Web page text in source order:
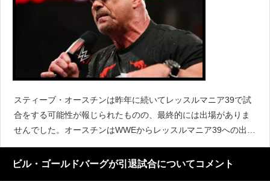
スティーブ・オースチンは昨年に続いてレッスルマニア39で試
合をする可能性が報じられたものの、最終的には出場がありま
せんでした。オースチンはWWEからレッスルマニア39への出場
をオファーされていたものの、準備に時間が取れなかったため
に断っていたようです。オースチンは『Sports Il
ビル・ゴールドバーグが引退試合についてコメント